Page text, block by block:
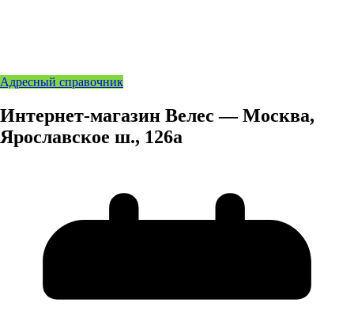
Адресный справочник
Интернет-магазин Велес — Москва,
Ярославское ш., 126а